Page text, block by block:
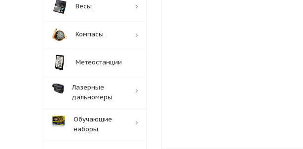
Весы
Компасы
Метеостанции
Лазерные
дальномеры
Обучающие
наборы